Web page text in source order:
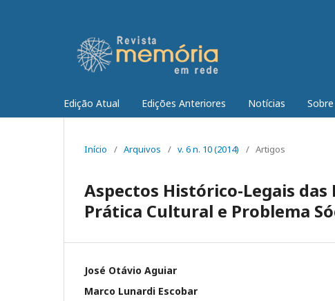
Edição Atual Edições Anteriores Notícias Sobre
Início / Arquivos / v. 6 n. 10 (2014) / Artigos
Aspectos Histórico-Legais das
Prática Cultural e Problema
José Otávio Aguiar
Marco Lunardi Escobar